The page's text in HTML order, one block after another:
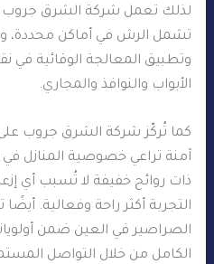
لذلك تعمل شركة الشرق جروب
تشمل الرش في أماكن محددة،
وتطبيق المعالجة الوقائية في
الأبواب والنوافذ والمجاري.
كما تُركّز شركة الشرق جروب
آمنة تراعي خصوصية المنازل
ذات روائح خفيفة لا تُسبب أي
التجربة أكثر راحة وفعالية.
الصراصير في العين ضمن
الكامل من خلال التواصل